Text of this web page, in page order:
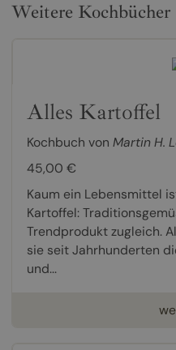
Weitere Kochbücher
Alles Kartoffel
Kochbuch von Martin H.
45,00 €
Kaum ein Lebensmittel
Kartoffel:
Trendprodukt zugleich.
sie seit Jahrhunderten
und...